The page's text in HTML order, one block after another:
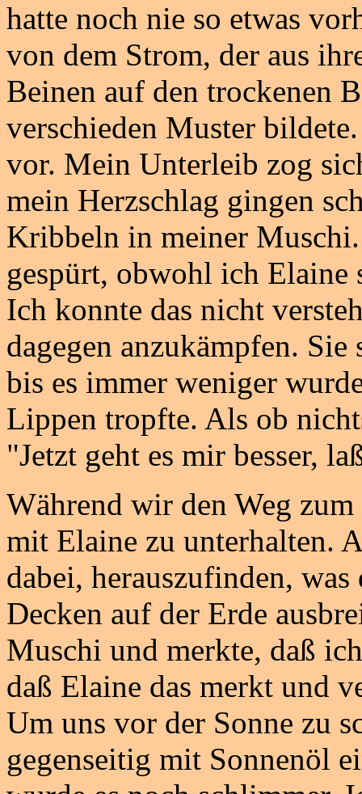
hatte noch nie so etwas
von dem Strom, der aus
Beinen auf den trockenen
verschieden Muster
vor. Mein Unterleib zog
mein Herzschlag gingen
Kribbeln in meiner
gespürt, obwohl ich Elaine
Ich konnte das nicht
dagegen anzukämpfen.
bis es immer weniger
Lippen tropfte. Als ob
"Jetzt geht es mir besser,
Während wir den Weg
mit Elaine zu unterhalten.
dabei, herauszufinden,
Decken auf der Erde
Muschi und merkte, daß
daß Elaine das merkt und
Um uns vor der Sonne zu
gegenseitig mit Sonnenöl